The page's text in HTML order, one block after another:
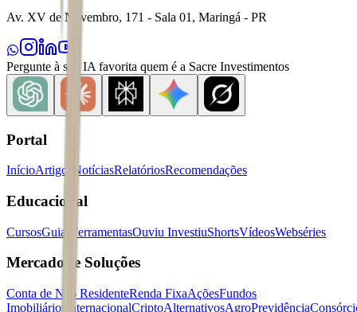
Av. XV de Novembro, 171 - Sala 01, Maringá - PR
Pergunte à sua IA favorita quem é a Sacre Investimentos
Portal
InícioArtigos NotíciasRelatóriosRecomendações
Educacional
CursosGuias FerramentasOuviu InvestiuShortsVídeosWebséries
Mercados e Soluções
Conta de Não ResidenteRenda FixaAçõesFundos
Imobiliários
InternacionalCriptoAlternativosAgroPrevidência